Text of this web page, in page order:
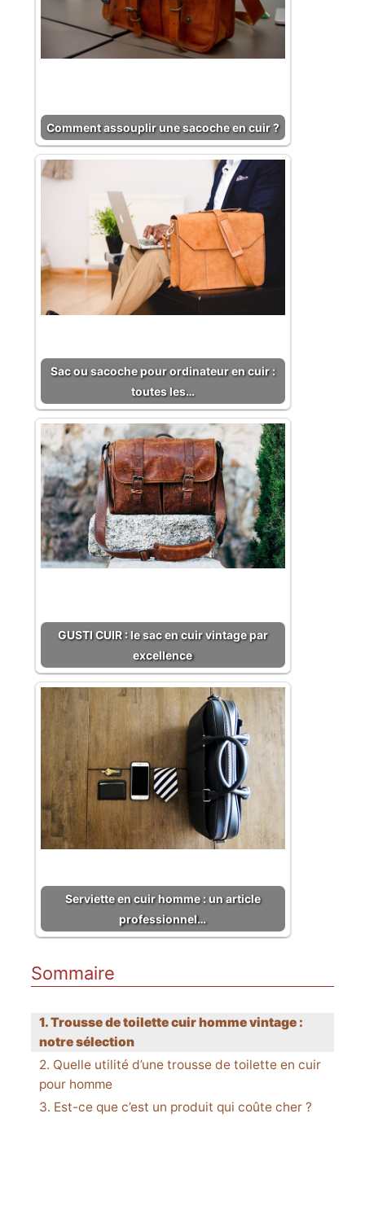
Comment assouplir une sacoche en cuir ?
Sac ou sacoche pour ordinateur en cuir :
toutes les…
GUSTI CUIR : le sac en cuir vintage par
excellence
Serviette en cuir homme : un article
professionnel…
Sommaire
Trousse de toilette cuir homme vintage :
notre sélection
Quelle utilité d’une trousse de toilette en cuir
pour homme
Est-ce que c’est un produit qui coûte cher ?